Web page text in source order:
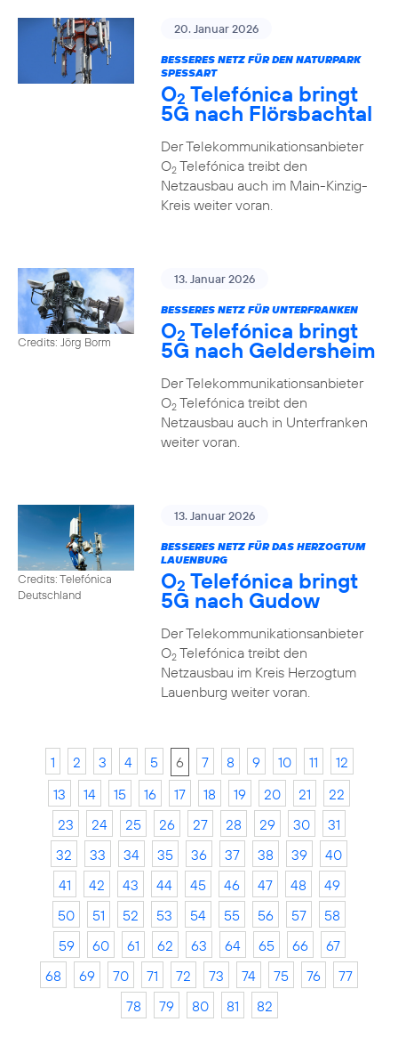
20. Januar 2026
BESSERES NETZ FÜR DEN NATURPARK
SPESSART
O2 Telefónica bringt
5G nach Flörsbachtal
Der Telekommunikationsanbieter
O2Telefónica treibt den
Netzausbau auch im Main-Kinzig-
Kreis weiter voran.
Credits: Jörg Borm
13. Januar 2026
BESSERES NETZ FÜR UNTERFRANKEN
O2 Telefónica bringt
5G nach Geldersheim
Der Telekommunikationsanbieter
O2Telefónica treibt den
Netzausbau auch in Unterfranken
weiter voran.
Credits: Telefónica
Deutschland
13. Januar 2026
BESSERES NETZ FÜR DAS HERZOGTUM
LAUENBURG
O2 Telefónica bringt
5G nach Gudow
Der Telekommunikationsanbieter
O2Telefónica treibt den
Netzausbau im Kreis Herzogtum
Lauenburg weiter voran.
1 2 3 4 5 6 7 8 9 10 11
12
13
14 15 16 17 18 19 20 21
22
23
24 25 26 27 28 29 30
31
32
33 34 35 36 37 38 39
40
41
42 43 44 45 46 47 48
49
50
51 52 53 54 55 56 57
58
59
60 61 62 63 64 65 66
67
68
69 70 71 72 73 74 75 76
77
78
79 80 81 82